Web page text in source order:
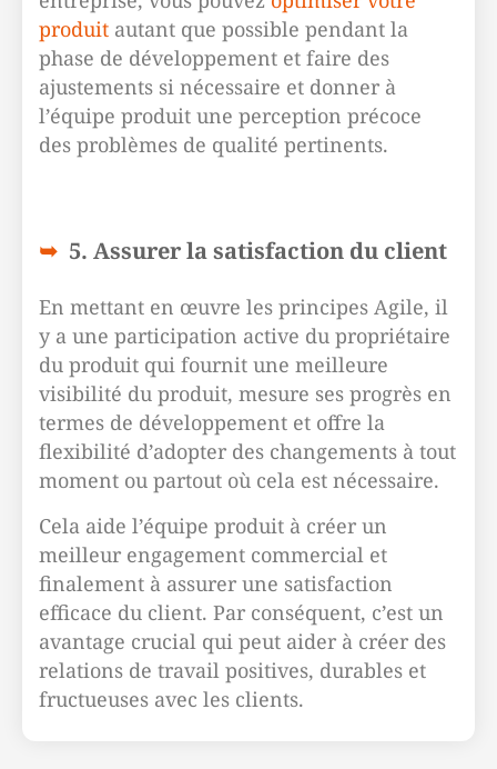
produit autant que possible pendant la
phase de développement et faire des
ajustements si nécessaire et donner à
l’équipe produit une perception précoce
des problèmes de qualité pertinents.
5. Assurer la satisfaction du client
En mettant en œuvre les principes Agile, il
y a une participation active du propriétaire
du produit qui fournit une meilleure
visibilité du produit, mesure ses progrès en
termes de développement et offre la
flexibilité d’adopter des changements à tout
moment ou partout où cela est nécessaire.
Cela aide l’équipe produit à créer un
meilleur engagement commercial et
finalement à assurer une satisfaction
efficace du client. Par conséquent, c’est un
avantage crucial qui peut aider à créer des
relations de travail positives, durables et
fructueuses avec les clients.